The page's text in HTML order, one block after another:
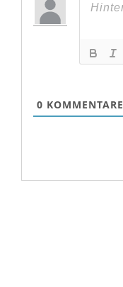
0 KOMMENTARE